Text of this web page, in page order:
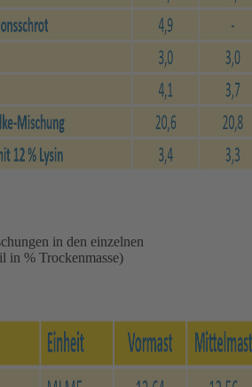
in den einzelnen
in % Trockenmasse)